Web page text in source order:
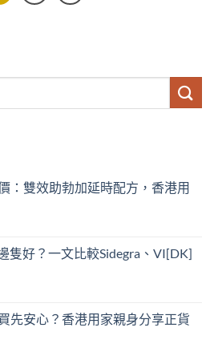
：雙效助勃加延時配方，香港用
隻好？一文比較Sidegra、VI[DK]
先安心？香港用家親身分享正貨